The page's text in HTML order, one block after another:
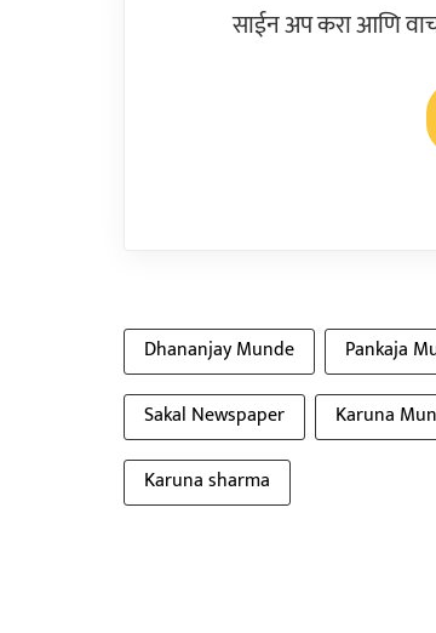
साईन अप करा आणि
Dhananjay Munde Pankaja
Sakal Newspaper
Karuna
Karuna sharma